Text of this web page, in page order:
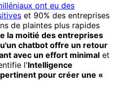
ont eu des
et 90% des entreprises
de plaintes plus rapides
la moitié des entreprises
chatbot offre un retour
avec un effort minimal et
l'Intelligence
pour créer une «